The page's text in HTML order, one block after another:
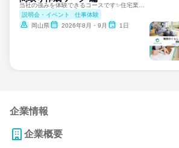
説明会・イベント
仕事体験
岡山県
2026年8月・9月 1日
企業情報
企業概要